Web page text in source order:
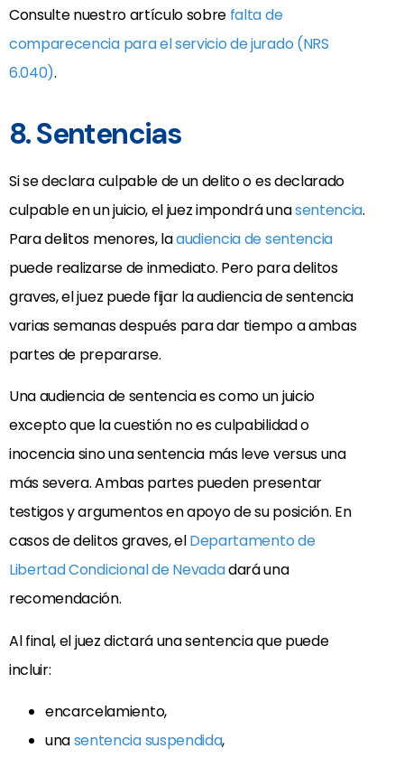
Consulte nuestro artículo sobre falta de
comparecencia para el servicio de jurado (NRS
6.040).
8. Sentencias
Si se declara culpable de un delito o es declarado
culpable en un juicio, el juez impondrá unasentencia.
Para delitos menores, laaudiencia de sentencia
puede realizarse de inmediato. Pero para delitos
graves, el juez puede fijar la audiencia de sentencia
varias semanas después para dar tiempo a ambas
partes de prepararse.
Una audiencia de sentencia es como un juicio
excepto que la cuestión no es culpabilidad o
inocencia sino una sentencia más leve versus una
más severa. Ambas partes pueden presentar
testigos y argumentos en apoyo de su posición. En
casos de delitos graves, elDepartamento de
Libertad Condicional de Nevadadará una
recomendación.
Al final, el juez dictará una sentencia que puede
incluir:
encarcelamiento,
unasentencia suspendida,